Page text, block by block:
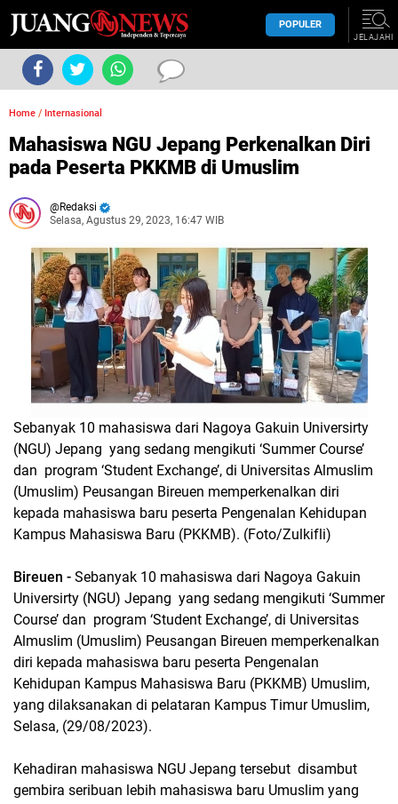
POPULER
JELAJAHI
Home / Internasional
Mahasiswa NGU Jepang Perkenalkan Diri
pada Peserta PKKMB di Umuslim
Redaksi
Selasa, Agustus 29, 2023, 16:47 WIB
Sebanyak 10 mahasiswa dari Nagoya Gakuin Universirty
(NGU) Jepang yang sedang mengikuti ‘Summer Course’
dan program ‘Student Exchange’, di Universitas Almuslim
(Umuslim) Peusangan Bireuen memperkenalkan diri
kepada mahasiswa baru peserta Pengenalan Kehidupan
Kampus Mahasiswa Baru (PKKMB). (Foto/Zulkifli)
Bireuen - Sebanyak 10 mahasiswa dari Nagoya Gakuin
Universirty (NGU) Jepang yang sedang mengikuti ‘Summer
Course’ dan program ‘Student Exchange’, di Universitas
Almuslim (Umuslim) Peusangan Bireuen memperkenalkan
diri kepada mahasiswa baru peserta Pengenalan
Kehidupan Kampus Mahasiswa Baru (PKKMB) Umuslim,
yang dilaksanakan di pelataran Kampus Timur Umuslim,
Selasa, (29/08/2023).
Kehadiran mahasiswa NGU Jepang tersebut disambut
gembira seribuan lebih mahasiswa baru Umuslim yang